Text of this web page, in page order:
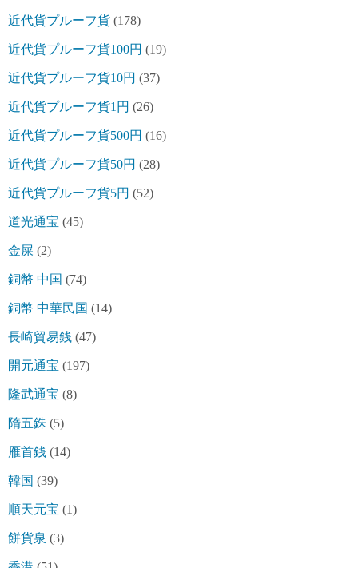
近代貨プルーフ貨 (178)
近代貨プルーフ貨100円 (19)
近代貨プルーフ貨10円 (37)
近代貨プルーフ貨1円 (26)
近代貨プルーフ貨500円 (16)
近代貨プルーフ貨50円 (28)
近代貨プルーフ貨5円 (52)
道光通宝 (45)
金屎 (2)
銅幣 中国 (74)
銅幣 中華民国 (14)
長崎貿易銭 (47)
開元通宝 (197)
隆武通宝 (8)
隋五銖 (5)
雁首銭 (14)
韓国 (39)
順天元宝 (1)
餅貨泉 (3)